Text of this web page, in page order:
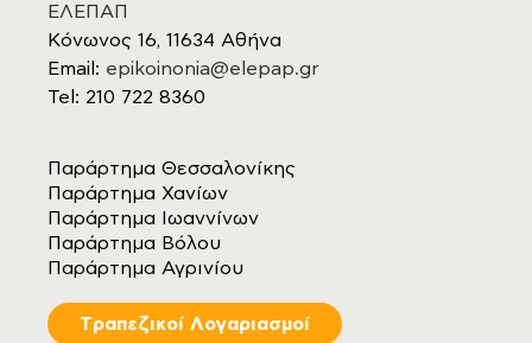
ΕΛΕΠΑΠ
Κόνωνος 16, 11634 Αθήνα
Email: epikoinonia@elepap.gr
Tel: 210 722 8360
Παράρτημα Θεσσαλονίκης
Παράρτημα Χανίων
Παράρτημα Ιωαννίνων
Παράρτημα Βόλου
Παράρτημα Αγρινίου
Tραπεζικοί Λογαριασμοί